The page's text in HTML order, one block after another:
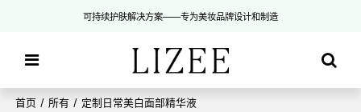
可持续护肤解决方案——专为美妆品牌设计和制造
首页 / 所有 / 定制日常美白面部精华液